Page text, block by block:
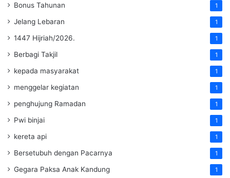
Bonus Tahunan 1
Jelang Lebaran 1
1447 Hijriah/2026. 1
Berbagi Takjil 1
kepada masyarakat 1
menggelar kegiatan 1
penghujung Ramadan 1
Pwi binjai 1
kereta api 1
Bersetubuh dengan Pacarnya 1
Gegara Paksa Anak Kandung 1